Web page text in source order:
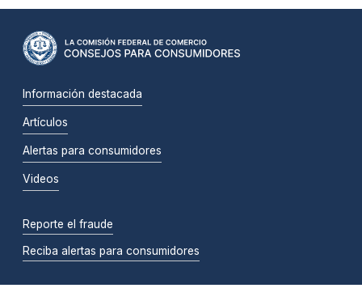
Información destacada
Artículos
Alertas para consumidores
Videos
Reporte el fraude
Reciba alertas para consumidores